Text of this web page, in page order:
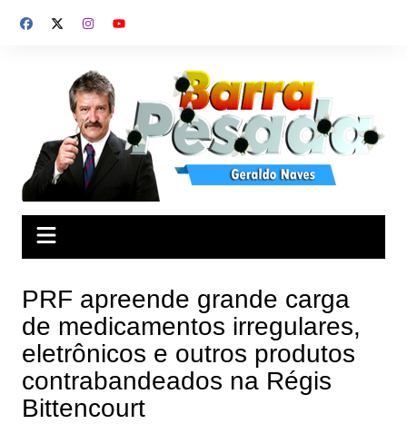
para
PRF apreende grande carga
de medicamentos irregulares,
eletrônicos e outros produtos
contrabandeados na Régis
Bittencourt